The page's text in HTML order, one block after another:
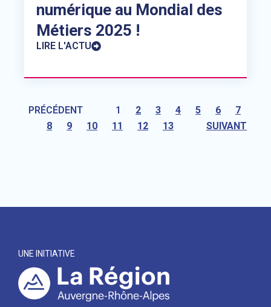
numérique au Mondial des
Métiers 2025 !
LIRE L'ACTU
PRÉCÉDENT 1 2 3 4 5 6
7
8
9 10 11 12 13 SUIVANT
UNE INITIATIVE